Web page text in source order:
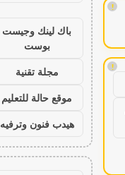
!
!
باك لينك وجيست
بوست
مجلة تقنية
موقع حالة للتعليم
هيدب فنون وترفيه